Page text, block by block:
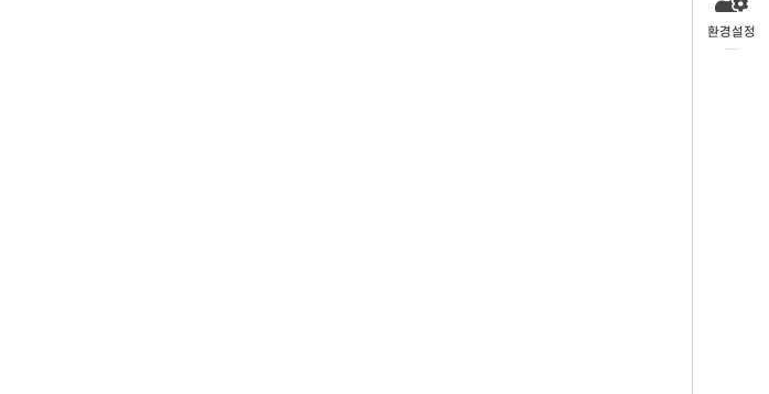
환경설정